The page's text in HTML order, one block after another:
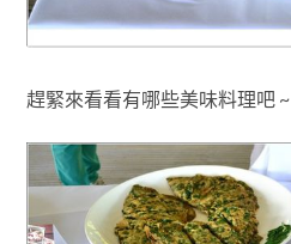
趕緊來看看有哪些美味料理吧 ~